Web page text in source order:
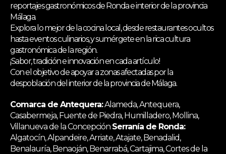
reportajes gastronómicos de Ronda e interior de la provincia
Málaga.
Explora lo mejor de la cocina local, desde restaurantes ocultos
hasta eventos culinarios, y sumérgete en la rica cultura
gastronómica de la región.
¡Sabor, tradición e innovación en cada artículo!
Con el objetivo de apoyar a zonas afectadas por la
despoblación del interior de la provincia de Málaga.
Comarca de Antequera:Alameda, Antequera,
Casabermeja, Fuente de Piedra, Humilladero, Mollina,
Villanueva de la Concepción Serranía de Ronda:
Algatocín, Alpandeire, Arriate, Atajate, Benadalid,
Benalauría, Benaoján, Benarrabá, Cartajima, Cortes de la